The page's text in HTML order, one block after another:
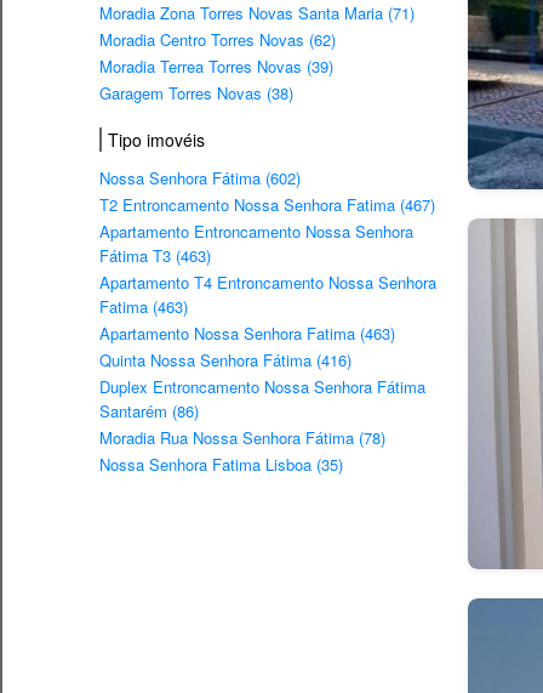
Moradia Zona Torres Novas Santa Maria (71)
Moradia Centro Torres Novas (62)
Moradia Terrea Torres Novas (39)
Garagem Torres Novas (38)
Tipo imovéis
Nossa Senhora Fátima (602)
T2 Entroncamento Nossa Senhora Fatima (467)
Apartamento Entroncamento Nossa Senhora
Fátima T3 (463)
Apartamento T4 Entroncamento Nossa Senhora
Fatima (463)
Apartamento Nossa Senhora Fatima (463)
Quinta Nossa Senhora Fátima (416)
Duplex Entroncamento Nossa Senhora Fátima
Santarém (86)
Moradia Rua Nossa Senhora Fátima (78)
Nossa Senhora Fatima Lisboa (35)